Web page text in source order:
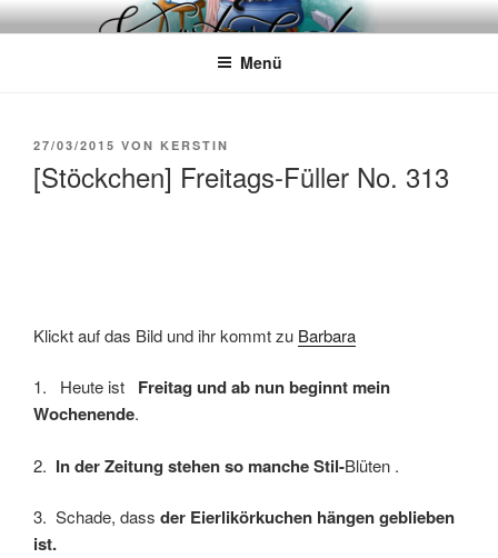
Zum
InhaltWÖRTERKATZE
Von Büchern erzählen
Menü
VERÖFFENTLICHT
27/03/2015 VON KERSTIN
[Stöckchen] Freitags-Füller No. 313
Klickt auf das Bild und ihr kommt zu Barbara
1. Heute ist Freitag und ab nun beginnt mein
Wochenende.
2. In der Zeitung stehen so manche Stil-Blüten .
3. Schade, dass der Eierlikörkuchen hängen geblieben
ist.